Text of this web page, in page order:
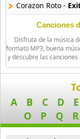
90s Pop Rock
50 músicas online
90s Rap
50 músicas online
Acoustic Pop
49 músicas online
Corazon Roto -
Primera Cita -
Abcdario - Exitos
El Amor De Mi Vida
DONDE SE
Canciones
Disfruta de la música
formato MP3, buena
y descubre las canciones
A
B C D E
O
P Q R